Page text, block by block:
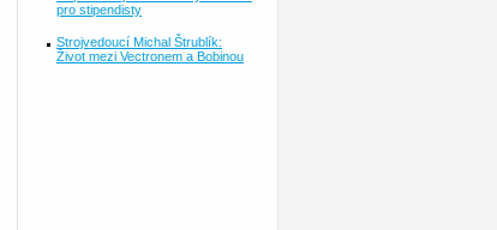
pro stipendisty
Strojvedoucí Michal Štrublík:
Život mezi Vectronem a Bobinou